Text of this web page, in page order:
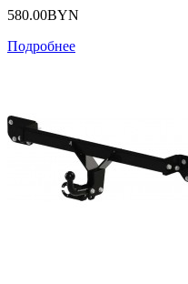
580.00BYN
Подробнее